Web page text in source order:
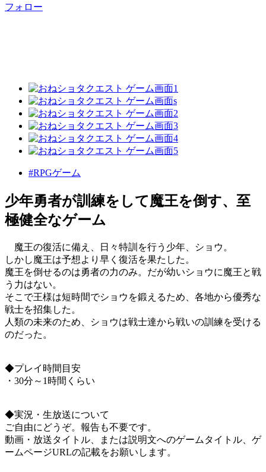
フォロー
#RPGゲーム
少年勇者が訓練をして魔王を倒す、至
極健全なゲーム
魔王の復活に備え、日々特訓を行う少年、ショウ。
しかし魔王は予想より早く復活を果たした。
魔王を倒せるのは勇者の力のみ。だが幼いショウに魔王と戦
う力はない。
そこで王様は短時間でショウを鍛えるため、各地から優秀な
戦士を招集した。
人類の未来のため、ショウは戦士達から戦いの訓練を受ける
のだった。
◆プレイ時間目安
・30分～1時間くらい
◆実況・生放送について
ご自由にどうぞ。報告も不要です。
動画・放送タイトル、または説明文へのゲームタイトル、ゲ
ームページURLの記載をお願いします。